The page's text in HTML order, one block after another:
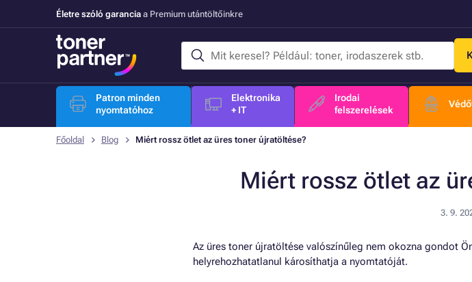
Életre szóló garancia a Premium utántöltőinkre
Patron minden
nyomtatóhoz
Elektronika
+ IT
Irodai
felszerelések
Főoldal Blog Miért rossz ötlet az üres toner újratöltése?
Miért rossz ötlet az
3. 9.
Az üres toner újratöltése valószínűleg nem okozna gondot
helyrehozhatatlanul károsíthatja a nyomtatóját.